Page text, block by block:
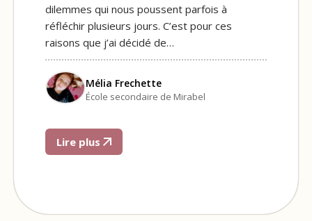
dilemmes qui nous poussent parfois à
réfléchir plusieurs jours. C’est pour ces
raisons que j’ai décidé de…
Mélia Frechette
École secondaire de Mirabel
Lire plus